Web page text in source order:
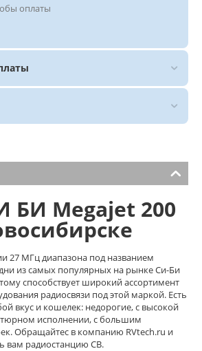
оплаты
БИ Megajet 200
27 МГц диапазона под названием
из самых популярных на рынке Си-Би
способствует широкий ассортимент
радиосвязи под этой маркой. Есть
вкус и кошелек: недорогие, с высокой
исполнении, с большим
Обращайтес в компанию RVtech.ru и
радиостанцию CB.